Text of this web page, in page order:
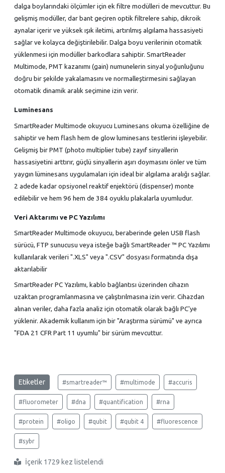
dalga boylarındaki ölçümler için ek filtre modülleri de mevcuttur. Bu
gelişmiş modüller, dar bant geçiren optik filtrelere sahip, dikroik
aynalar içerir ve yüksek ışık iletimi, artırılmış algılama hassasiyeti
sağlar ve kolayca değiştirilebilir. Dalga boyu verilerinin otomatik
yüklenmesi için modüller barkodlara sahiptir. SmartReader
Multimode, PMT kazanımı (gain) numunelerin sinyal yoğunluğunu
doğru bir şekilde yakalamasını ve normalleştirmesini sağlayan
otomatik dinamik aralık seçimine izin verir.
Luminesans
SmartReader Multimode okuyucu Luminesans okuma özelliğine de
sahiptir ve hem flash hem de glow luminesans testlerini işleyebilir.
Gelişmiş bir PMT (photo multiplier tube) zayıf sinyallerin
hassasiyetini arttırır, güçlü sinyallerin aşırı doymasını önler ve tüm
yaygın lüminesans uygulamaları için ideal bir algılama aralığı sağlar.
2 adede kadar opsiyonel reaktif enjektörü (dispenser) monte
edilebilir ve hem 96 hem de 384 oyuklu plakalarla uyumludur.
Veri Aktarımı ve PC Yazılımı
SmartReader Multimode okuyucu, beraberinde gelen USB flash
sürücü, FTP sunucusu veya isteğe bağlı SmartReader ™ PC Yazılımı
kullanılarak verileri ".XLS" veya ".CSV" dosyası formatında dışa
aktarılabilir
SmartReader PC Yazılımı, kablo bağlantısı üzerinden cihazın
uzaktan programlanmasına ve çalıştırılmasına izin verir. Cihazdan
alınan veriler, daha fazla analiz için otomatik olarak bağlı PC'ye
yüklenir. Akademik kullanım için bir "Araştırma sürümü" ve ayrıca
"FDA 21 CFR Part 11 uyumlu" bir sürüm mevcuttur.
Etiketler #smartreader™ #multimode #accuris
#fluorometer #dna #quantification #rna
#protein #oligo #qubit #qubit 4 #fluorescence
#sybr
İçerik 1729 kez listelendi